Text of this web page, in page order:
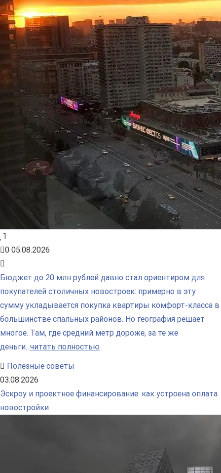
1
0 05.08.2026
Бюджет до 20 млн рублей давно стал ориентиром для
покупателей столичных новостроек: примерно в эту
сумму укладывается покупка квартиры комфорт-класса в
большинстве спальных районов. Но география решает
многое. Там, где средний метр дороже, за те же
деньги...читать полностью
Полезные советы
03.08.2026
Эскроу и проектное финансирование: как устроена оплата
новостройки